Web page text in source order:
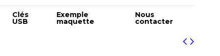
Clés
USB
Exemple
maquette
Nous
contacter